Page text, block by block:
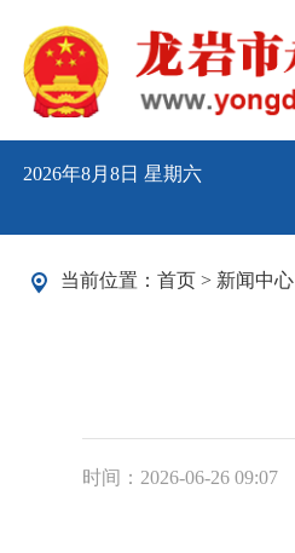
2026年8月8日 星期六
当前位置： 首页 > 新闻中心
时间：2026-06-26 09:07